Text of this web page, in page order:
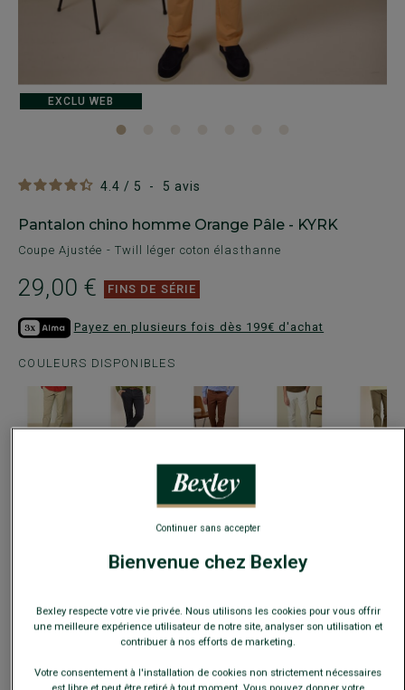
4.4 / 5 - 5 avis
Pantalon chino homme Orange Pâle - KYRK
Coupe Ajustée - Twill léger coton élasthanne
29,00 € FINS DE SÉRIE
Payez en plusieurs fois dès 199€ d'achat
COULEURS DISPONIBLES
Ce modèle taille petit, choisir la taille au-dessus de votre
taille habituelle.
− + AJOUTER AU PANIER
EXCLU WEB
Bienvenue chez Bexley
Bexley respecte votre vie privée. Nous utilisons les cookies pour vous offrir
une meilleure expérience utilisateur de notre site, analyser son utilisation et
contribuer à nos efforts de marketing.
Votre consentement à l'installation de cookies non strictement nécessaires
Continuer sans accepter